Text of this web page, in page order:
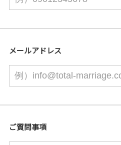
メールアドレス
ご質問事項